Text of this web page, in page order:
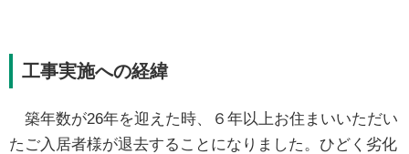
工事実施への経緯
築年数が26年を迎えた時、６年以上お住まいいただい
たご入居者様が退去することになりました。ひどく劣化